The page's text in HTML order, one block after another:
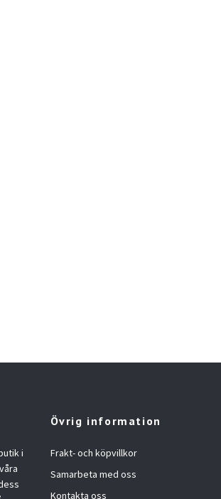
i
Övrig information
Frakt- och köpvillkor
Samarbeta med oss
Kontakta oss